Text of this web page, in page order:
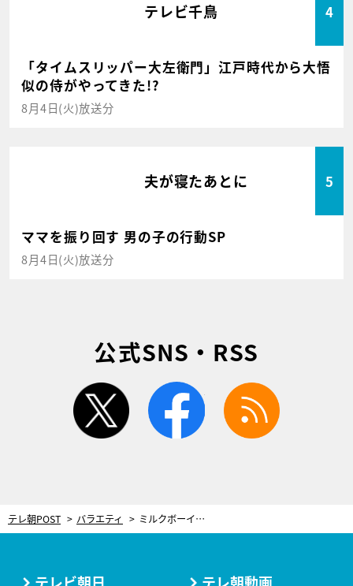
テレビ千鳥 4
「タイムスリッパー大左衛門」江戸時代から大悟
似の侍がやってきた!?
8月4日(火)放送分
夫が寝たあとに 5
ママを振り回す 男の子の行動SP
8月4日(火)放送分
公式SNS・RSS
twitter facebook
テレ朝POST バラエティ ミルクボーイ内海、本名も顔も声も知らず…“メル友”だった女性と“再会”！